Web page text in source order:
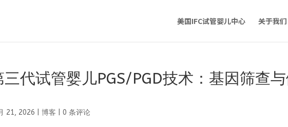
美国IFC试管婴儿中心 关于我们
代试管婴儿PGS/PGD技术：基因筛查
21, 2026 |博客 |0 条评论